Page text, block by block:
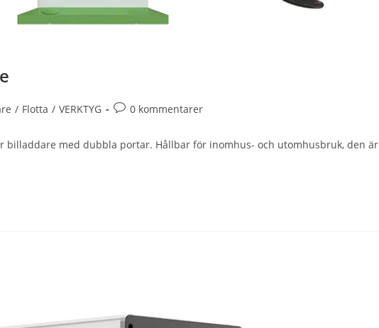
/ Flotta / VERKTYG 0 kommentarer
billaddare med dubbla portar. Hållbar för inomhus- och utomhusbruk, den är